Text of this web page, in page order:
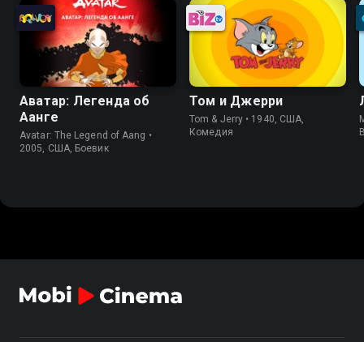
Аватар: Легенда об
Аанге
Avatar: The Legend of Aang •
2005, США, Боевик
Том и Джерри
Tom & Jerry • 1940, США,
Комедия